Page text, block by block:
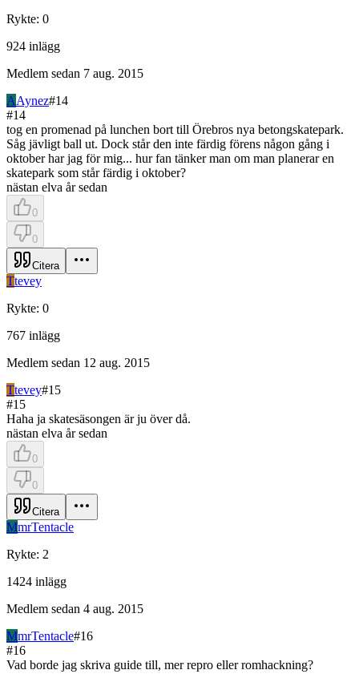
Rykte: 0
924 inlägg
Medlem sedan 7 aug. 2015
AAynez#14
#14
tog en promenad på lunchen bort till Örebros nya betongskatepark.
Såg jävligt ball ut. Dock står den inte färdig förens någon gång i
oktober har jag för mig... hur fan tänker man om man planerar en
skatepark som står färdig i oktober?
nästan elva år sedan
0
0
Citera
Ttevey
Rykte: 0
767 inlägg
Medlem sedan 12 aug. 2015
Ttevey#15
#15
Haha ja skatesäsongen är ju över då.
nästan elva år sedan
0
0
Citera
MmrTentacle
Rykte: 2
1424 inlägg
Medlem sedan 4 aug. 2015
MmrTentacle#16
#16
Vad borde jag skriva guide till, mer repro eller romhackning?